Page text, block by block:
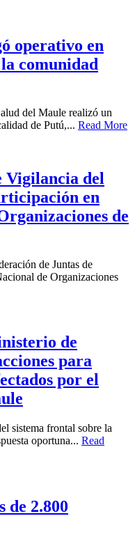
operativo en
comunidad
del Maule realizó un
de Putú,... Read More
Vigilancia del
en
de
de Juntas de
de Organizaciones
de
para
por el
sistema frontal sobre la
oportuna... Read
de 2.800